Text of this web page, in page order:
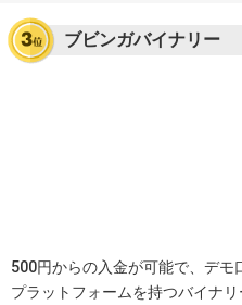
ブビンガバイナリー
500円からの入金が可能で、デ
プラットフォームを持つバイナ